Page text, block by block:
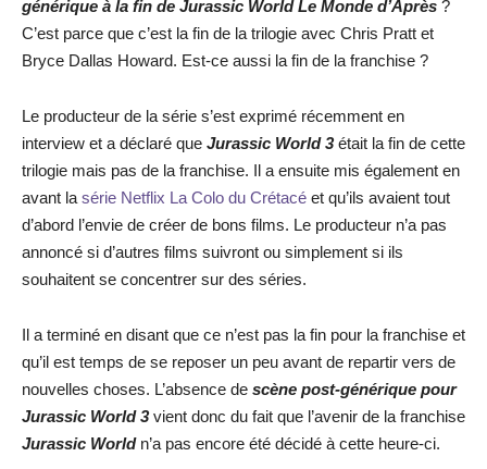
générique à la fin de Jurassic World Le Monde d’Après ?
C’est parce que c’est la fin de la trilogie avec Chris Pratt et
Bryce Dallas Howard. Est-ce aussi la fin de la franchise ?
Le producteur de la série s’est exprimé récemment en
interview et a déclaré que Jurassic World 3était la fin de cette
trilogie mais pas de la franchise. Il a ensuite mis également en
avant la série Netflix La Colo du Crétacé et qu’ils avaient tout
d’abord l’envie de créer de bons films. Le producteur n’a pas
annoncé si d’autres films suivront ou simplement si ils
souhaitent se concentrer sur des séries.
Il a terminé en disant que ce n’est pas la fin pour la franchise et
qu’il est temps de se reposer un peu avant de repartir vers de
nouvelles choses. L’absence de scène post-générique pour
Jurassic World 3vient donc du fait que l’avenir de la franchise
Jurassic Worldn’a pas encore été décidé à cette heure-ci.